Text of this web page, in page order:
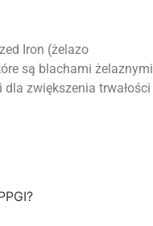
Iron (żelazo
są blachami żelaznymi
zwiększenia trwałości